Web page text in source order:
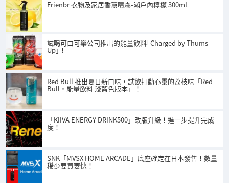
Frienbr 衣物及家居香薰噴霧-瀨戶內檸檬 300mL
試喝可口可樂公司推出的能量飲料｢Charged by Thums
Up｣！
Red Bull 推出夏日新口味，試飲打動心靈的荔枝味「Red
Bull・能量飲料 淺藍色版本」！
「KIIVA ENERGY DRINK500」改版升級！進一步提升完成
度！
SNK「MVSX HOME ARCADE」底座確定在日本發售！數量
稀少要買要快！